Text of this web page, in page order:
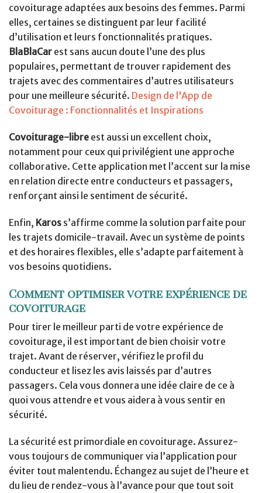
covoiturage adaptées aux besoins des femmes. Parmi
elles, certaines se distinguent par leur facilité
d’utilisation et leurs fonctionnalités pratiques.
BlaBlaCar est sans aucun doute l’une des plus
populaires, permettant de trouver rapidement des
trajets avec des commentaires d’autres utilisateurs
pour une meilleure sécurité. Design de l'App de
Covoiturage : Fonctionnalités et Inspirations
Covoiturage-libre est aussi un excellent choix,
notamment pour ceux qui privilégient une approche
collaborative. Cette application met l’accent sur la mise
en relation directe entre conducteurs et passagers,
renforçant ainsi le sentiment de sécurité.
Enfin, Karos s’affirme comme la solution parfaite pour
les trajets domicile-travail. Avec un système de points
et des horaires flexibles, elle s’adapte parfaitement à
vos besoins quotidiens.
Comment optimiser votre expérience de
covoiturage
Pour tirer le meilleur parti de votre expérience de
covoiturage, il est important de bien choisir votre
trajet. Avant de réserver, vérifiez le profil du
conducteur et lisez les avis laissés par d’autres
passagers. Cela vous donnera une idée claire de ce à
quoi vous attendre et vous aidera à vous sentir en
sécurité.
La sécurité est primordiale en covoiturage. Assurez-
vous toujours de communiquer via l’application pour
éviter tout malentendu. Échangez au sujet de l’heure et
du lieu de rendez-vous à l’avance pour que tout soit